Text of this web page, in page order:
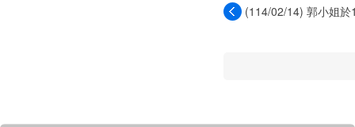
(114/02/14) 郭小姐